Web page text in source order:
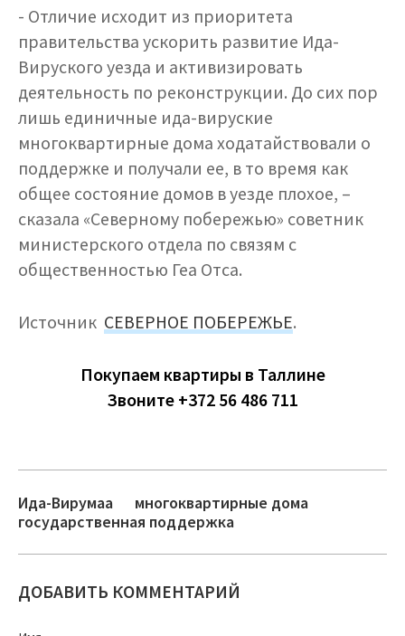
- Отличие исходит из приоритета
правительства ускорить развитие Ида-
Вируского уезда и активизировать
деятельность по реконструкции. До сих пор
лишь единичные ида-вируские
многоквартирные дома ходатайствовали о
поддержке и получали ее, в то время как
общее состояние домов в уезде плохое, –
сказала «Северному побережью» советник
министерского отдела по связям с
общественностью Геа Отса.
Источник СЕВЕРНОЕ ПОБЕРЕЖЬЕ.
Покупаем квартиры в Таллине
Звоните +372 56 486 711
Ида-Вирумаа
многоквартирные дома
государственная поддержка
ДОБАВИТЬ КОММЕНТАРИЙ